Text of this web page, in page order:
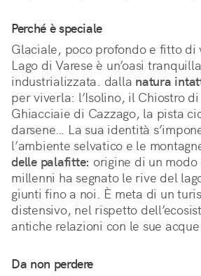
Perché è speciale
Glaciale, poco profondo e fitto di
Lago di Varese è un’oasi
industrializzata. dalla natura
per viverla: l’Isolino, il Chiostro
Ghiacciaie di Cazzago, la pista
darsene… La sua identità
l’ambiente selvatico e le
delle palafitte: origine di un
millenni ha segnato le rive del
giunti fino a noi. È meta di un
distensivo, nel rispetto
antiche relazioni con le sue
Da non perdere